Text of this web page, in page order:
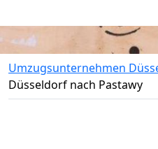
Umzugsunternehmen
Düsseldorf nach Pastawy